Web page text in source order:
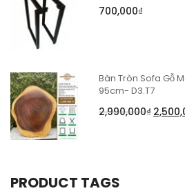
700,000₫
Bàn Tròn Sofa Gỗ
95cm- D3.T7
2,990,000₫
PRODUCT TAGS